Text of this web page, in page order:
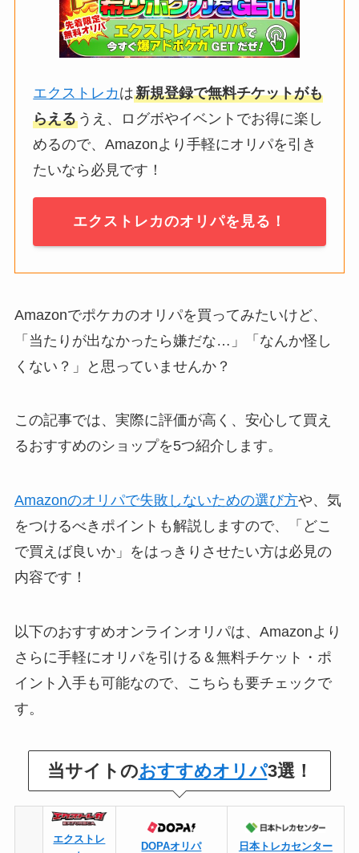
エクストレカは新規登録で無料チケットがも
らえる うえ、ログボやイベントでお得に楽し
めるので、Amazonより手軽にオリパを引き
たいなら必見です！
エクストレカのオリパを見る！
Amazonでポケカのオリパを買ってみたいけど、
「当たりが出なかったら嫌だな…」「なんか怪し
くない？」と思っていませんか？
この記事では、実際に評価が高く、安心して買え
るおすすめのショップを5つ紹介します。
Amazonのオリパで失敗しないための選び方や、気
をつけるべきポイントも解説しますので、「どこ
で買えば良いか」をはっきりさせたい方は必見の
内容です！
以下のおすすめオンラインオリパは、Amazonより
さらに手軽にオリパを引ける＆無料チケット・ポ
イント入手も可能なので、こちらも要チェックで
す。
当サイトのおすすめオリパ3選！
エクストレ
DOPAオリパ 日本トレカセンター